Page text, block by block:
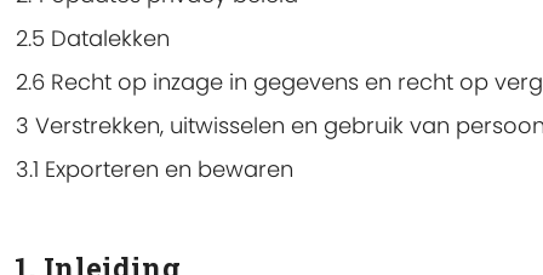
2.5 Datalekken
2.6 Recht op inzage in gegevens en recht op
3 Verstrekken, uitwisselen en gebruik van
3.1 Exporteren en bewaren
1. Inleiding